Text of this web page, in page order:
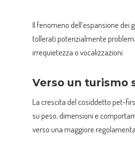
Il fenomeno dell’espansione
tollerati potenzialmente
irrequietezza o vocalizzazioni.
Verso un turismo
La crescita del cosiddetto pet-
su peso, dimensioni e
verso una maggiore